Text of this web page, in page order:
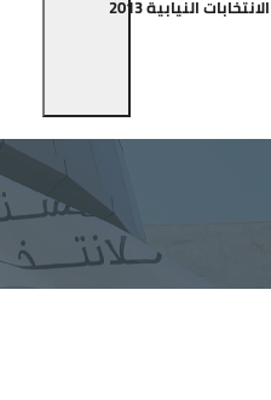
الانتخابات النيابية 2013